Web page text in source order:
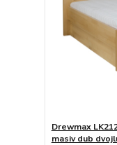
Drewmax
masiv dub